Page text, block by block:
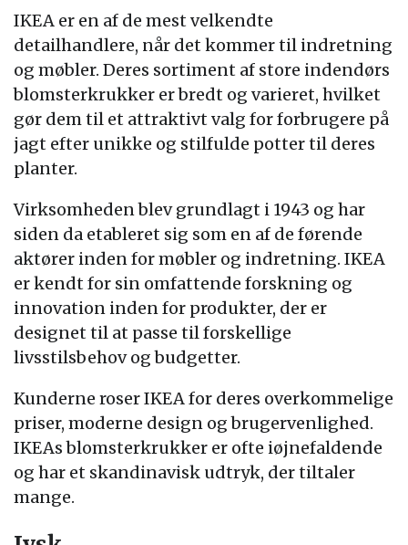
IKEA er en af de mest velkendte
detailhandlere, når det kommer til indretning
og møbler. Deres sortiment af store indendørs
blomsterkrukker er bredt og varieret, hvilket
gør dem til et attraktivt valg for forbrugere på
jagt efter unikke og stilfulde potter til deres
planter.
Virksomheden blev grundlagt i 1943 og har
siden da etableret sig som en af de førende
aktører inden for møbler og indretning. IKEA
er kendt for sin omfattende forskning og
innovation inden for produkter, der er
designet til at passe til forskellige
livsstilsbehov og budgetter.
Kunderne roser IKEA for deres overkommelige
priser, moderne design og brugervenlighed.
IKEAs blomsterkrukker er ofte iøjnefaldende
og har et skandinavisk udtryk, der tiltaler
mange.